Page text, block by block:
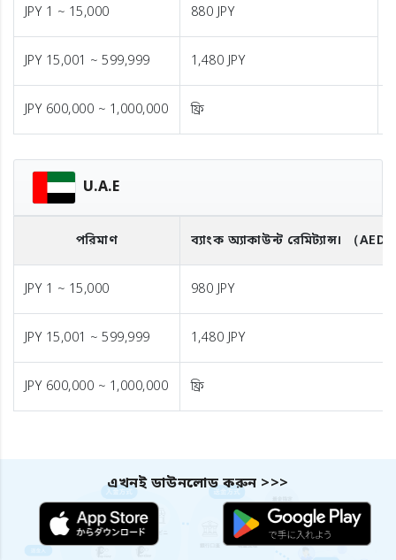
JPY 1 ~ 15,000
880 JPY
JPY 15,001 ~ 599,999
1,480 JPY
JPY 600,000 ~ 1,000,000 ফ্রি
U.A.E
পরিমাণ ব্যাংক অ্যাকাউন্ট রেমিট্যান্স। （AED
JPY 1 ~ 15,000 980 JPY
JPY 15,001 ~ 599,999 1,480 JPY
JPY 600,000 ~ 1,000,000 ফ্রি
এখনই ডাউনলোড করুন >>>